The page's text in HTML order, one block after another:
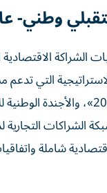
وطني-
الشراكة
التي
«نحن الإمارات 2031»،
التجارية
اقتصادية شاملة